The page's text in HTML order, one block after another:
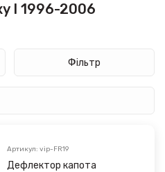
I 1996-2006
Фільтр
Артикул: vip-FR19
Дефлектор капота